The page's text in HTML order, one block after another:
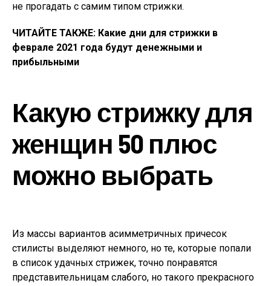
не прогадать с самим типом стрижки.
ЧИТАЙТЕ ТАКЖЕ: Какие дни для стрижки в
феврале 2021 года будут денежными и
прибыльными
Какую стрижку для
женщин 50 плюс
можно выбрать
Из массы вариантов асимметричных причесок
стилисты выделяют немного, но те, которые попали
в список удачных стрижек, точно понравятся
представительницам слабого, но такого прекрасного